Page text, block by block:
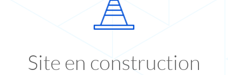
Site en construction